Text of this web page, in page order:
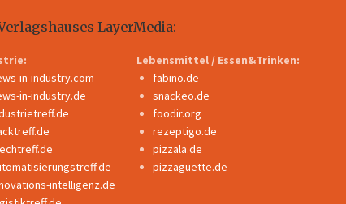
LayerMedia:
in-industry.com
in-industry.de
intelligenz.de
Lebensmittel / Essen&Trinken:
fabino.de
snackeo.de
foodir.org
rezeptigo.de
pizzala.de
pizzaguette.de